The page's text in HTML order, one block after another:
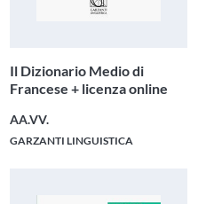
Il Dizionario Medio di
Francese + licenza online
AA.VV.
GARZANTI LINGUISTICA